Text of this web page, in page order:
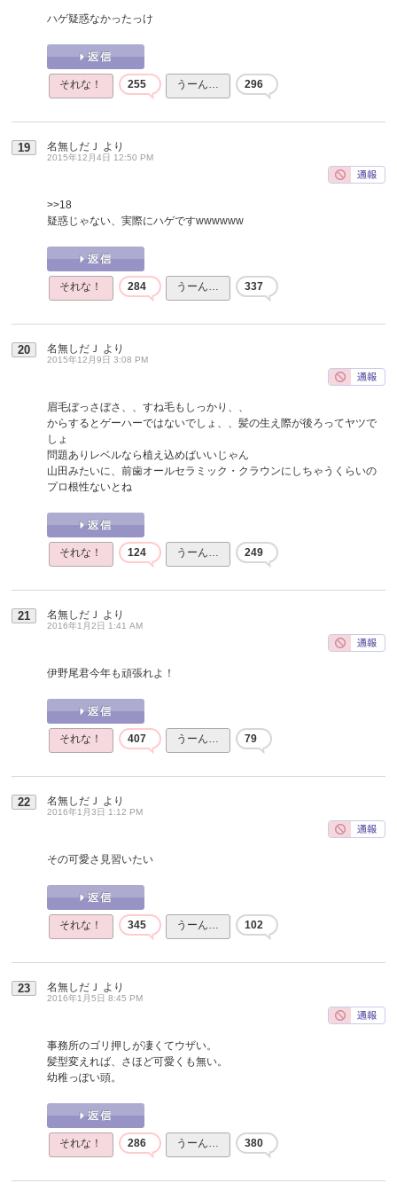
ハゲ疑惑なかったっけ
それな！ 255 うーん… 296
19 名無しだＪ より
2015年12月4日 12:50 PM
>>18
疑惑じゃない、実際にハゲですwwwwww
それな！ 284 うーん… 337
20 名無しだＪ より
2015年12月9日 3:08 PM
眉毛ぼっさぼさ、、すね毛もしっかり、、
からするとゲーハーではないでしょ、、髪の生え際が後ろってヤツで
しょ
問題ありレベルなら植え込めばいいじゃん
山田みたいに、前歯オールセラミック・クラウンにしちゃうくらいの
プロ根性ないとね
それな！ 124 うーん… 249
21 名無しだＪ より
2016年1月2日 1:41 AM
伊野尾君今年も頑張れよ！
それな！ 407 うーん… 79
22 名無しだＪ より
2016年1月3日 1:12 PM
その可愛さ見習いたい
それな！ 345 うーん… 102
23 名無しだＪ より
2016年1月5日 8:45 PM
事務所のゴリ押しが凄くてウザい。
髪型変えれば、さほど可愛くも無い。
幼稚っぽい頭。
それな！ 286 うーん… 380